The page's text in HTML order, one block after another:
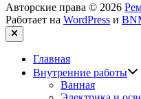
Авторские права © 2026
Работает на WordPress и
Закрыть
Главная
Внутренние работы
Ванная